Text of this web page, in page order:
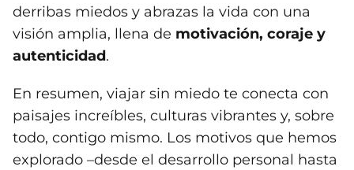
derribas miedos y abrazas la vida con una
visión amplia, llena de motivación, coraje y
autenticidad.
En resumen, viajar sin miedo te conecta con
paisajes increíbles, culturas vibrantes y, sobre
todo, contigo mismo. Los motivos que hemos
explorado –desde el desarrollo personal hasta